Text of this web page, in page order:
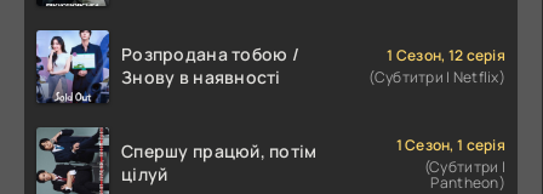
Розпродана тобою /
Знову в наявності
1 Сезон, 12 серія
(Субтитри | Netflix)
Спершу працюй, потім
цілуй
1 Сезон, 1 серія
(Субтитри |
Pantheon)